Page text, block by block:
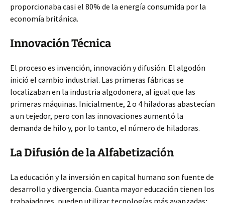
proporcionaba casi el 80% de la energía consumida por la
economía británica.
Innovación Técnica
El proceso es invención, innovación y difusión. El algodón
inició el cambio industrial. Las primeras fábricas se
localizaban en la industria algodonera, al igual que las
primeras máquinas. Inicialmente, 2 o 4 hiladoras abastecían
a un tejedor, pero con las innovaciones aumentó la
demanda de hilo y, por lo tanto, el número de hiladoras.
La Difusión de la Alfabetización
La educación y la inversión en capital humano son fuente de
desarrollo y divergencia. Cuanta mayor educación tienen los
trabajadores, pueden utilizar tecnologías más avanzadas;